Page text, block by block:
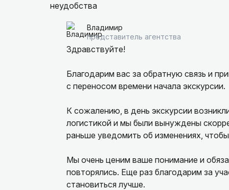
неудобства
Владимир
представитель агентства
Здравствуйте!
Благодарим вас за обратную связь и
с переносом времени начала экскурсии.
К сожалению, в день экскурсии
логистикой и мы были вынуждены
раньше уведомить об изменениях,
Мы очень ценим ваше понимание и
повторялись. Еще раз благодарим за
становиться лучше.